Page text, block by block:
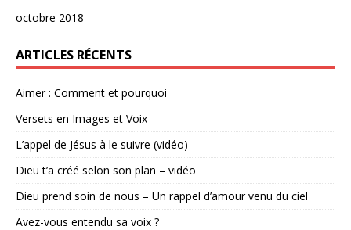
octobre 2018
ARTICLES RÉCENTS
Aimer : Comment et pourquoi
Versets en Images et Voix
L’appel de Jésus à le suivre (vidéo)
Dieu t’a créé selon son plan – vidéo
Dieu prend soin de nous – Un rappel d’amour venu du ciel
Avez-vous entendu sa voix ?